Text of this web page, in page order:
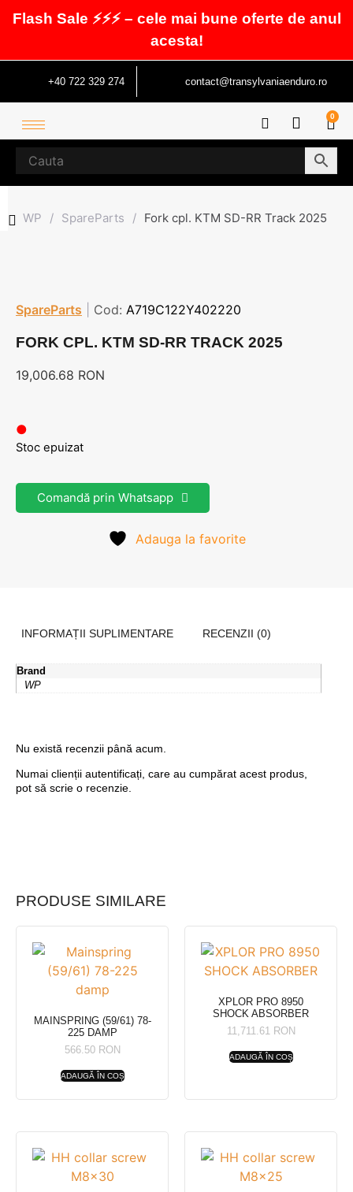
Flash Sale ⚡⚡⚡ – cele mai bune oferte de anul
acesta!
+40 722 329 274 contact@transylvaniaenduro.ro
0
WP / SpareParts / Fork cpl. KTM SD-RR Track 2025
SpareParts Cod: A719C122Y402220
FORK CPL. KTM SD-RR TRACK 2025
19,006.68 RON
●
Stoc epuizat
Comandă prin Whatsapp
Adauga la favorite
INFORMAȚII SUPLIMENTARE RECENZII (0)
Brand
WP
Nu există recenzii până acum.
Numai clienții autentificați, care au cumpărat acest produs,
pot să scrie o recenzie.
PRODUSE SIMILARE
MAINSPRING (59/61) 78-
225 DAMP
566.50 RON
ADAUGĂ ÎN COȘ
XPLOR PRO 8950
SHOCK ABSORBER
11,711.61 RON
ADAUGĂ ÎN COȘ